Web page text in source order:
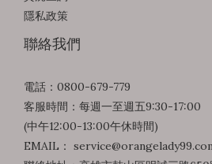
隱私政策
聯絡我們
電話：0800-679-779
客服時間：每週一至週五9:30-17:00
(中午12:00-13:00午休時間)
EMAIL：